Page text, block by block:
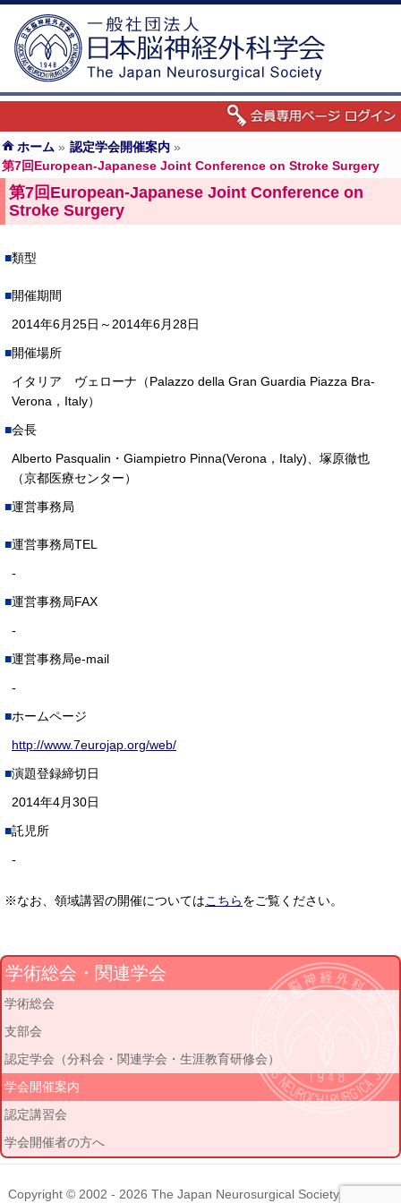
ホーム » 認定学会開催案内 »
第7回European-Japanese Joint Conference on Stroke Surgery
第7回European-Japanese Joint Conference on
Stroke Surgery
類型
開催期間
2014年6月25日～2014年6月28日
開催場所
イタリア ヴェローナ（Palazzo della Gran Guardia Piazza Bra-
Verona，Italy）
会長
Alberto Pasqualin・Giampietro Pinna(Verona，Italy)、塚原徹也
（京都医療センター）
運営事務局
運営事務局TEL
-
運営事務局FAX
-
運営事務局e-mail
-
ホームページ
http://www.7eurojap.org/web/
演題登録締切日
2014年4月30日
託児所
-
※なお、領域講習の開催についてはこちらをご覧ください。
学術総会・関連学会
学術総会
支部会
認定学会（分科会・関連学会・生涯教育研修会）
学会開催案内
認定講習会
学会開催者の方へ
Copyright © 2002 - 2026 The Japan Neurosurgical Society. All rights